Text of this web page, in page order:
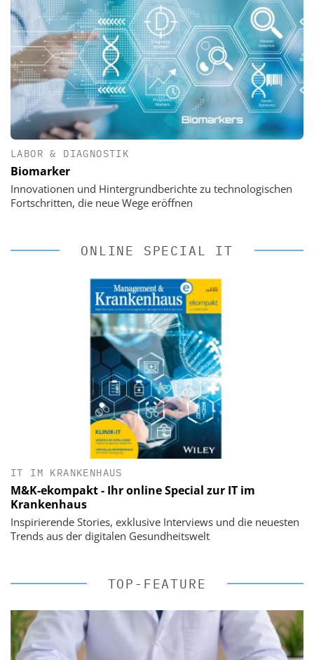
LABOR & DIAGNOSTIK
Biomarker
Innovationen und Hintergrundberichte zu technologischen
Fortschritten, die neue Wege eröffnen
ONLINE SPECIAL IT
IT IM KRANKENHAUS
M&K-ekompakt - Ihr online Special zur IT im
Krankenhaus
Inspirierende Stories, exklusive Interviews und die neuesten
Trends aus der digitalen Gesundheitswelt
TOP-FEATURE